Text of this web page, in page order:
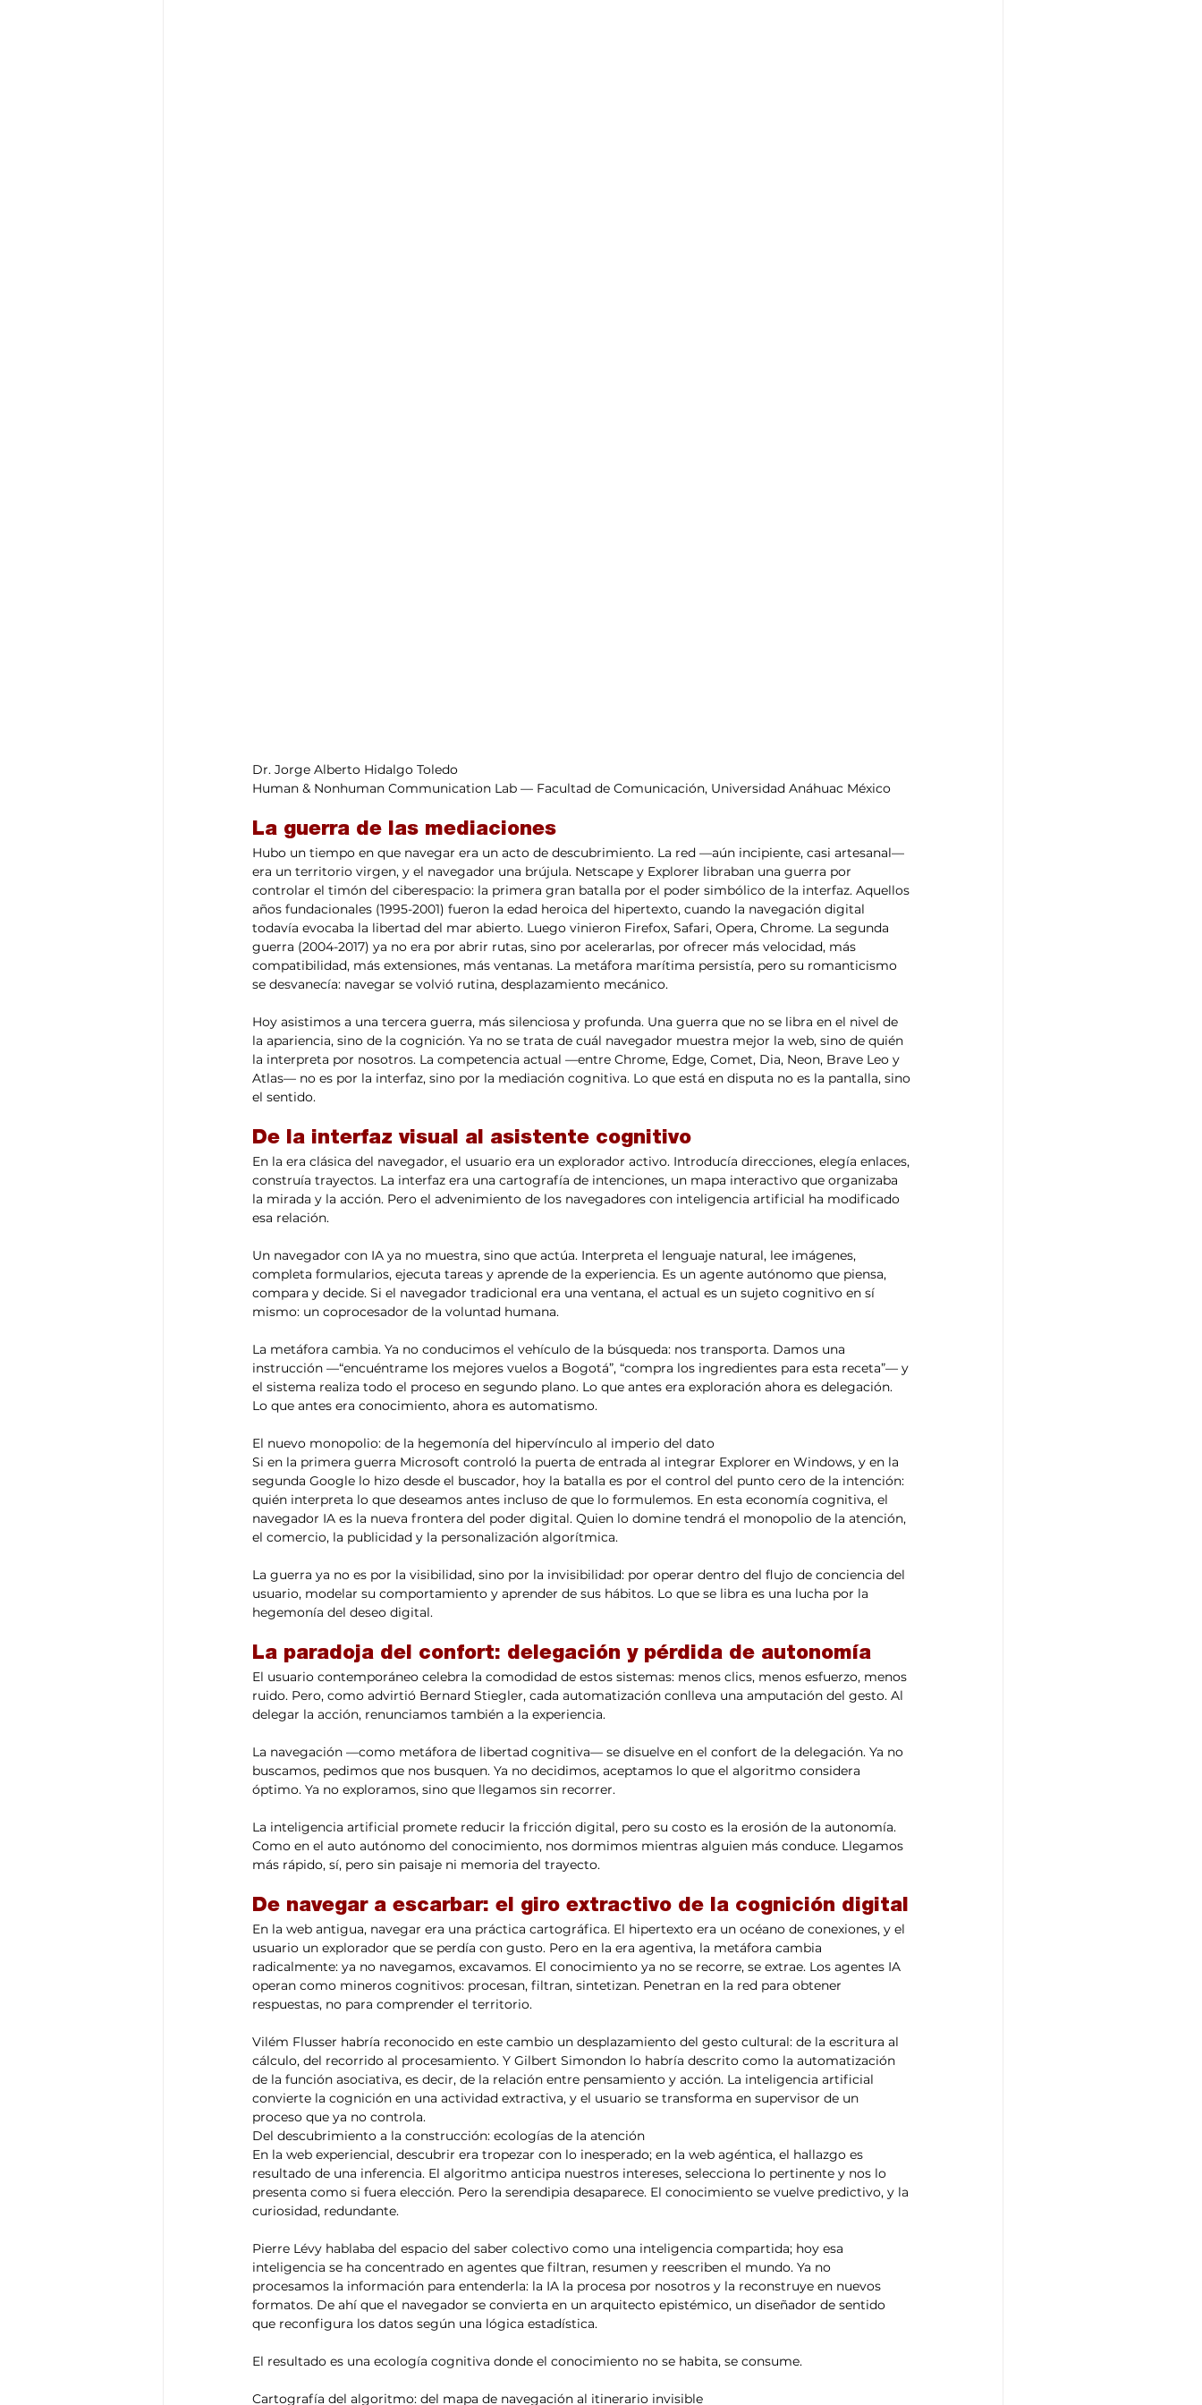
Dr. Jorge Alberto Hidalgo Toledo
Human & Nonhuman Communication Lab — Facultad de Comunicación, Universidad Anáhuac México
La guerra de las mediaciones
Hubo un tiempo en que navegar era un acto de descubrimiento. La red —aún incipiente, casi artesanal—
era un territorio virgen, y el navegador una brújula. Netscape y Explorer libraban una guerra por
controlar el timón del ciberespacio: la primera gran batalla por el poder simbólico de la interfaz. Aquellos
años fundacionales (1995-2001) fueron la edad heroica del hipertexto, cuando la navegación digital
todavía evocaba la libertad del mar abierto. Luego vinieron Firefox, Safari, Opera, Chrome. La segunda
guerra (2004-2017) ya no era por abrir rutas, sino por acelerarlas, por ofrecer más velocidad, más
compatibilidad, más extensiones, más ventanas. La metáfora marítima persistía, pero su romanticismo
se desvanecía: navegar se volvió rutina, desplazamiento mecánico.
Hoy asistimos a una tercera guerra, más silenciosa y profunda. Una guerra que no se libra en el nivel de
la apariencia, sino de la cognición. Ya no se trata de cuál navegador muestra mejor la web, sino de quién
la interpreta por nosotros. La competencia actual —entre Chrome, Edge, Comet, Dia, Neon, Brave Leo y
Atlas— no es por la interfaz, sino por la mediación cognitiva. Lo que está en disputa no es la pantalla, sino
el sentido.
De la interfaz visual al asistente cognitivo
En la era clásica del navegador, el usuario era un explorador activo. Introducía direcciones, elegía enlaces,
construía trayectos. La interfaz era una cartografía de intenciones, un mapa interactivo que organizaba
la mirada y la acción. Pero el advenimiento de los navegadores con inteligencia artificial ha modificado
esa relación.
Un navegador con IA ya no muestra, sino que actúa. Interpreta el lenguaje natural, lee imágenes,
completa formularios, ejecuta tareas y aprende de la experiencia. Es un agente autónomo que piensa,
compara y decide. Si el navegador tradicional era una ventana, el actual es un sujeto cognitivo en sí
mismo: un coprocesador de la voluntad humana.
La metáfora cambia. Ya no conducimos el vehículo de la búsqueda: nos transporta. Damos una
instrucción —“encuéntrame los mejores vuelos a Bogotá”, “compra los ingredientes para esta receta”— y
el sistema realiza todo el proceso en segundo plano. Lo que antes era exploración ahora es delegación.
Lo que antes era conocimiento, ahora es automatismo.
El nuevo monopolio: de la hegemonía del hipervínculo al imperio del dato
Si en la primera guerra Microsoft controló la puerta de entrada al integrar Explorer en Windows, y en la
segunda Google lo hizo desde el buscador, hoy la batalla es por el control del punto cero de la intención:
quién interpreta lo que deseamos antes incluso de que lo formulemos. En esta economía cognitiva, el
navegador IA es la nueva frontera del poder digital. Quien lo domine tendrá el monopolio de la atención,
el comercio, la publicidad y la personalización algorítmica.
La guerra ya no es por la visibilidad, sino por la invisibilidad: por operar dentro del flujo de conciencia del
usuario, modelar su comportamiento y aprender de sus hábitos. Lo que se libra es una lucha por la
hegemonía del deseo digital.
La paradoja del confort: delegación y pérdida de autonomía
El usuario contemporáneo celebra la comodidad de estos sistemas: menos clics, menos esfuerzo, menos
ruido. Pero, como advirtió Bernard Stiegler, cada automatización conlleva una amputación del gesto. Al
delegar la acción, renunciamos también a la experiencia.
La navegación —como metáfora de libertad cognitiva— se disuelve en el confort de la delegación. Ya no
buscamos, pedimos que nos busquen. Ya no decidimos, aceptamos lo que el algoritmo considera
óptimo. Ya no exploramos, sino que llegamos sin recorrer.
La inteligencia artificial promete reducir la fricción digital, pero su costo es la erosión de la autonomía.
Como en el auto autónomo del conocimiento, nos dormimos mientras alguien más conduce. Llegamos
más rápido, sí, pero sin paisaje ni memoria del trayecto.
De navegar a escarbar: el giro extractivo de la cognición digital
En la web antigua, navegar era una práctica cartográfica. El hipertexto era un océano de conexiones, y el
usuario un explorador que se perdía con gusto. Pero en la era agentiva, la metáfora cambia
radicalmente: ya no navegamos, excavamos. El conocimiento ya no se recorre, se extrae. Los agentes IA
operan como mineros cognitivos: procesan, filtran, sintetizan. Penetran en la red para obtener
respuestas, no para comprender el territorio.
Vilém Flusser habría reconocido en este cambio un desplazamiento del gesto cultural: de la escritura al
cálculo, del recorrido al procesamiento. Y Gilbert Simondon lo habría descrito como la automatización
de la función asociativa, es decir, de la relación entre pensamiento y acción. La inteligencia artificial
convierte la cognición en una actividad extractiva, y el usuario se transforma en supervisor de un
proceso que ya no controla.
Del descubrimiento a la construcción: ecologías de la atención
En la web experiencial, descubrir era tropezar con lo inesperado; en la web agéntica, el hallazgo es
resultado de una inferencia. El algoritmo anticipa nuestros intereses, selecciona lo pertinente y nos lo
presenta como si fuera elección. Pero la serendipia desaparece. El conocimiento se vuelve predictivo, y la
curiosidad, redundante.
Pierre Lévy hablaba del espacio del saber colectivo como una inteligencia compartida; hoy esa
inteligencia se ha concentrado en agentes que filtran, resumen y reescriben el mundo. Ya no
procesamos la información para entenderla: la IA la procesa por nosotros y la reconstruye en nuevos
formatos. De ahí que el navegador se convierta en un arquitecto epistémico, un diseñador de sentido
que reconfigura los datos según una lógica estadística.
El resultado es una ecología cognitiva donde el conocimiento no se habita, se consume.
Cartografía del algoritmo: del mapa de navegación al itinerario invisible